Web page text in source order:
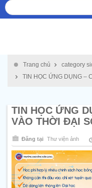
Trang chủ
category
TIN HỌC ỨNG DỤNG –
TIN HỌC ỨNG
VÀO THỜI ĐẠI
Đăng tại Thư viện ảnh